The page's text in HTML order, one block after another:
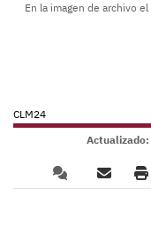
En la imagen de archivo
CLM24
Actualizado: